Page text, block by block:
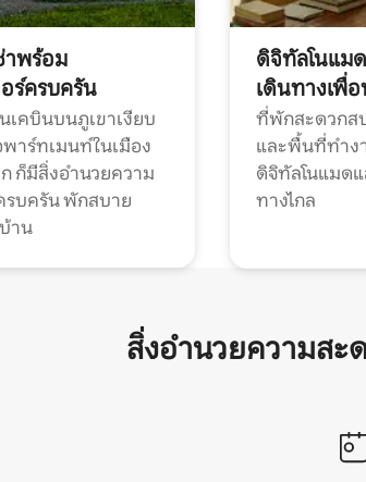
าพร้อม
ร์ครบครัน
เคบินบนภูเขาเงียบ
าร์ทเมนท์ในเมือง
ก็มีสิ่งอำนวยความ
รบครัน พักสบาย
าน
ดิจิทัลโนแม
เดินทางเพื่
ที่พักสะดวกส
และพื้นที่ทำง
ดิจิทัลโนแมด
ทางไกล
สิ่งอำนวยความสะ